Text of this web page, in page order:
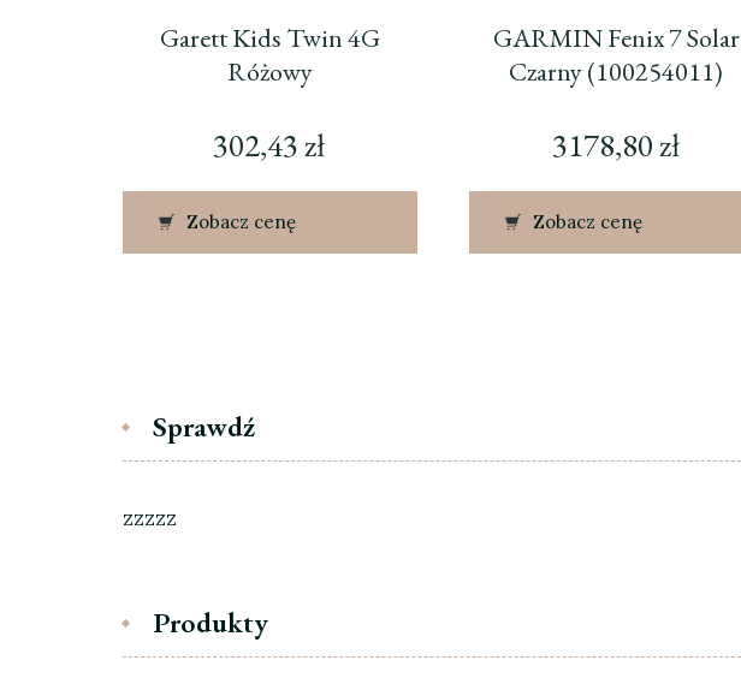
Garett Kids Twin 4G
Różowy
302,43zł
Zobacz cenę
GARMIN Fenix 7 Solar
Czarny (100254011)
3178,80zł
Zobacz cenę
Sprawdź
zzzzz
Produkty